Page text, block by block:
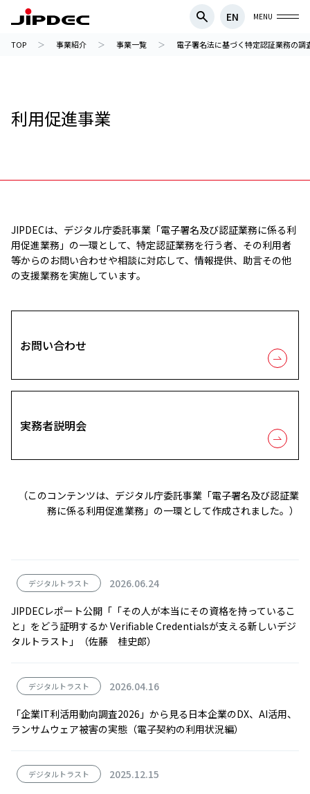
EN MENU
TOP 事業紹介 事業一覧 電子署名法に基づく特定認証業務の調
利用促進事業
JIPDECは、デジタル庁委託事業「電子署名及び認証業務に係る利
用促進業務」の一環として、特定認証業務を行う者、その利用者
等からのお問い合わせや相談に対応して、情報提供、助言その他
の支援業務を実施しています。
お問い合わせ
実務者説明会
（このコンテンツは、デジタル庁委託事業「電子署名及び認証業
務に係る利用促進業務」の一環として作成されました。）
デジタルトラスト
2026.06.24
JIPDECレポート公開「「その人が本当にその資格を持っているこ
と」をどう証明するか Verifiable Credentialsが支える新しいデジ
タルトラスト」（佐藤 桂史郎）
デジタルトラスト
2026.04.16
「企業IT利活用動向調査2026」から見る日本企業のDX、AI活用、
ランサムウェア被害の実態（電子契約の利用状況編）
デジタルトラスト
2025.12.15